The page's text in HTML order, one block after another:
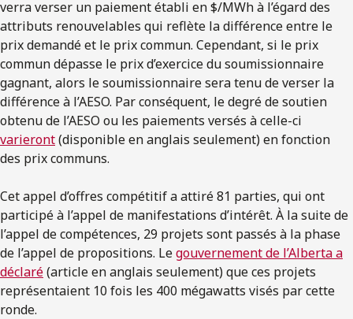
verra verser un paiement établi en $/MWh à l’égard des
attributs renouvelables qui reflète la différence entre le
prix demandé et le prix commun. Cependant, si le prix
commun dépasse le prix d’exercice du soumissionnaire
gagnant, alors le soumissionnaire sera tenu de verser la
différence à l’AESO. Par conséquent, le degré de soutien
obtenu de l’AESO ou les paiements versés à celle-ci
varieront(disponible en anglais seulement) en fonction
des prix communs.
Cet appel d’offres compétitif a attiré 81 parties, qui ont
participé à l’appel de manifestations d’intérêt. À la suite de
l’appel de compétences, 29 projets sont passés à la phase
de l’appel de propositions. Legouvernement de l’Alberta a
déclaré(article en anglais seulement) que ces projets
représentaient 10 fois les 400 mégawatts visés par cette
ronde.